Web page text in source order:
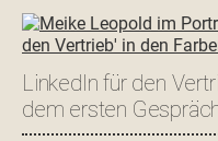
LinkedIn für den
dem ersten